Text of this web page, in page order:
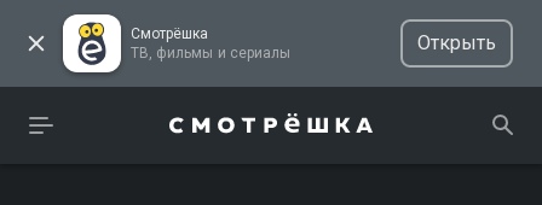
Смотрёшка
ТВ, фильмы и сериалы
Открыть